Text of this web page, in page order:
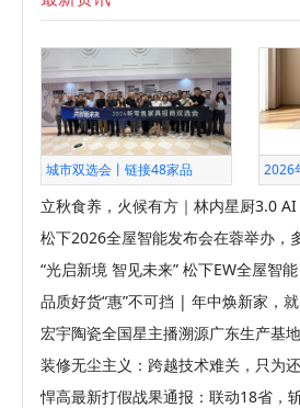
城市双选会丨链接48家品 2026
立秋食养，火候有方｜林内星厨3.0 AI
松下2026全屋智能发布会在蓉举办，
“光启新境 智见未来” 松下EW全屋智能
品质好货“惠”不可挡 | 年中焕新家，就
宏宇陶瓷全国星主播溯源广东生产基
装修无尘主义：跨越技术难关，只为
悍高最新打假战果通报：联动18省，